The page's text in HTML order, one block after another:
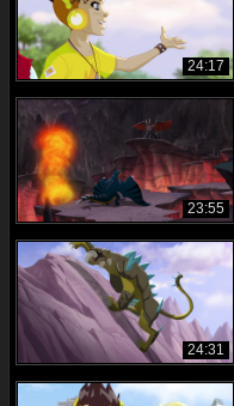
24:17
23:55
24:31